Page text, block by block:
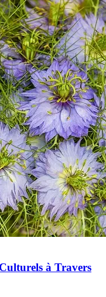
à Travers